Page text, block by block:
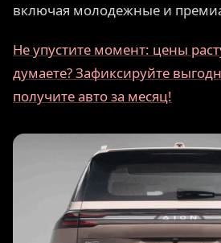
включая молодежные и
Не упустите момент: цены
думаете? Зафиксируйте
получите авто за месяц!